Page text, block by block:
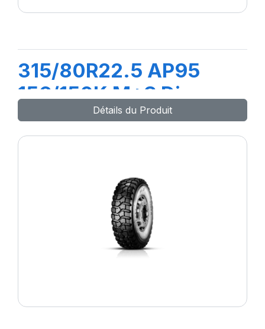
315/80R22.5 AP95
156/150K M+S Diam
Nero PlusDétails du Produit